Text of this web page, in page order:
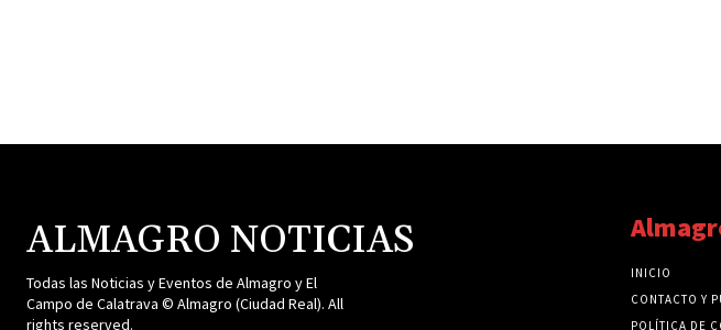
ALMAGRO NOTICIAS
Todas las Noticias y Eventos de Almagro y El
Campo de Calatrava © Almagro (Ciudad Real). All
rights reserved.
INICIO
CONTACTO Y
POLÍTICA DE